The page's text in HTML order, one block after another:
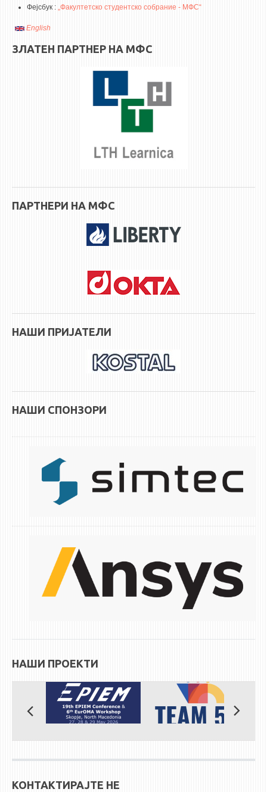
ЗАВРШНИ СМЕТКИ
ТЕЛЕФОНСКИ ИМЕНИК
ALUMNI MFS
ПЕНЗИОНИРАН КАДАР
МЕЃУНАРОДНА РАЗМЕНА
ОГЛАСНА ТАБЛА
БИБЛИОТЕКА
ДА ВИНЧИ МАГАЗИН
КОНТАКТ
Фејсбук : „Факултетско студентско собрание - МФС“
English
ЗЛАТЕН ПАРТНЕР НА МФС
ПАРТНЕРИ НА МФС
НАШИ ПРИЈАТЕЛИ
НАШИ СПОНЗОРИ
НАШИ ПРОЕКТИ
КОНТАКТИРАЈТЕ НЕ